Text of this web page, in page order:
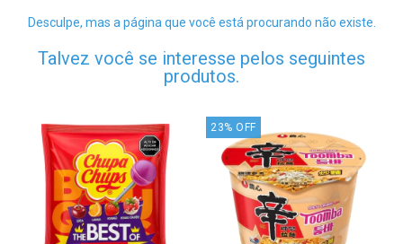
Desculpe, mas a página que você está procurando não existe.
Talvez você se interesse pelos seguintes
produtos.
23% OFF